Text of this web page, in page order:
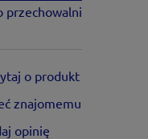
przechowalni
o produkt
znajomemu
opinię